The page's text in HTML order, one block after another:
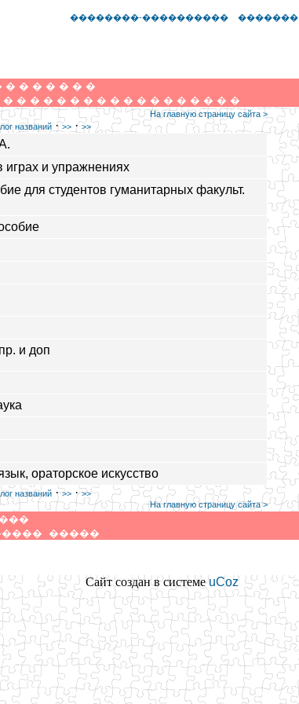
��������-���������� �������
� � � � � � �
� � � � � � � � � � � � � � � � � �
На главную страницу сайта >
названий ·>> ·>>
играх и упражнениях
для студентов гуманитарных факульт.
и доп
ораторское искусство
названий ·>> ·>>
На главную страницу сайта >
�����
Сайт создан в системеuCoz